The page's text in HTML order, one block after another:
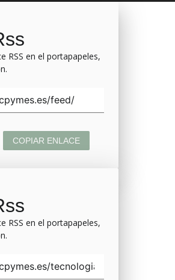
RSS en el portapapeles,
COPIAR ENLACE
RSS en el portapapeles,